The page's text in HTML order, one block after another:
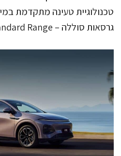
טכנולוגיית טעינה מתקדמת
גרסאות סוללה – Standard Range ו-Long Range.